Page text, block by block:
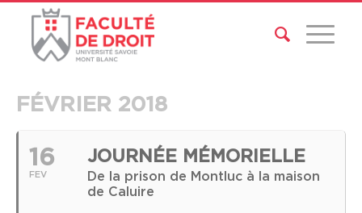
FÉVRIER 2018
16
FEV
JOURNÉE MÉMORIELLE
De la prison de Montluc à la maison
de Caluire